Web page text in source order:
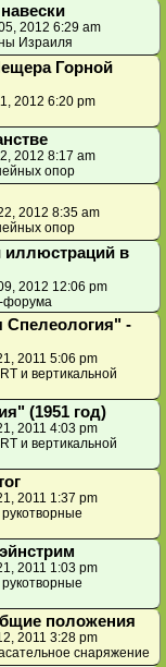
2012 6:29 am
Израиля
Горной
2012 6:20 pm
2012 8:17 am
опор
2012 8:35 am
опор
иллюстраций в
2012 12:06 pm
форума
Спелеология" -
2011 5:06 pm
и вертикальной
(1951 год)
2011 4:03 pm
и вертикальной
2011 1:37 pm
2011 1:03 pm
положения
2011 3:28 pm
снаряжение